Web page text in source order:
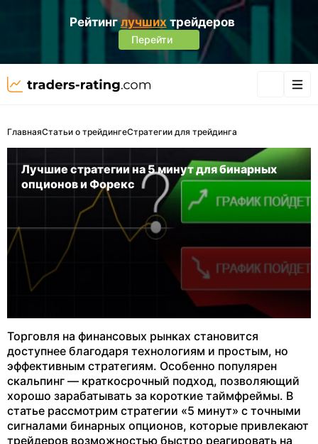
Рейтинглучших трейдеров
Перейти
ГлавнаяСтатьи о трейдингеСтратегии для трейдинга
Лучшие стратегии на 5 минут для бинарных
опционов и Форекс
Торговля на финансовых рынках становится
доступнее благодаря технологиям и простым, но
эффективным стратегиям. Особенно популярен
скальпинг — краткосрочный подход, позволяющий
хорошо зарабатывать за короткие таймфреймы. В
статье рассмотрим стратегии «5 минут» с точными
сигналами бинарных опционов, которые привлекают
трейдеров возможностью быстро реагировать на